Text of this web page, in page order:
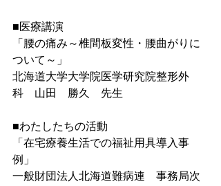
■医療講演
「腰の痛み～椎間板変性・腰曲がりに
ついて～」
北海道大学大学院医学研究院整形外
科　山田　勝久　先生
■わたしたちの活動
「在宅療養生活での福祉用具導入事
例」
一般財団法人北海道難病連　事務局次